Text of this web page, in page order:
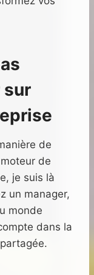
sur
de
de
je suis là
un manager,
monde
dans la